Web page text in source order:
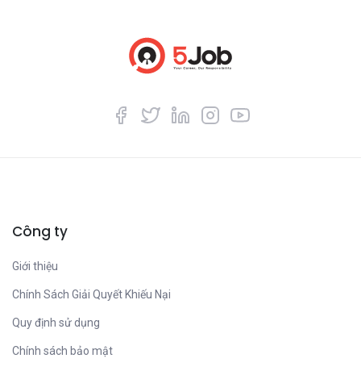
Công ty
Giới thiệu
Chính Sách Giải Quyết Khiếu Nại
Quy định sử dụng
Chính sách bảo mật